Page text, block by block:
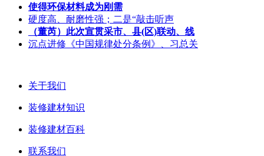
使得环保材料成为刚需
硬度高、耐磨性强；二是“敲击听声
（董芮）此次宣贯采市、县(区)联动、线
沉点进修《中国规律处分条例》、习总关
关于我们
装修建材知识
装修建材百科
联系我们